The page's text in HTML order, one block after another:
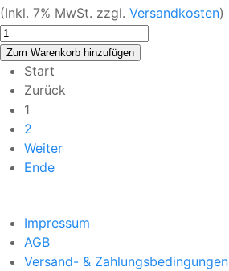
(Inkl. 7% MwSt. zzgl. Versandkosten)
Start
Zurück
1
2
Weiter
Ende
Impressum
AGB
Versand- & Zahlungsbedingungen